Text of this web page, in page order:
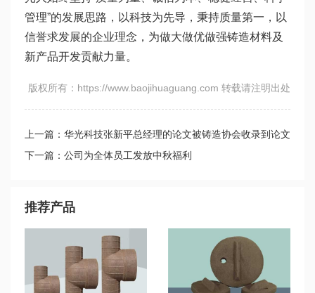
管理”的发展思路，以科技为先导，秉持质量第一，以
信誉求发展的企业理念，为做大做优做强铸造材料及
新产品开发贡献力量。
版权所有：https://www.baojihuaguang.com 转载请注明出处
上一篇：华光科技张新平总经理的论文被铸造协会收录到论文
集
下一篇：公司为全体员工发放中秋福利
推荐产品